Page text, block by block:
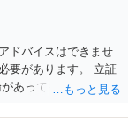
ドバイスはできませ
要があります。 立証
あっても、裁判官が
されるためです。 書